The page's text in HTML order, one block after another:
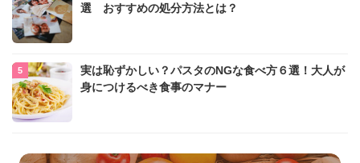
選 おすすめの処分方法とは？
実は恥ずかしい？パスタのNGな食べ方６選！大人が
身につけるべき食事のマナー